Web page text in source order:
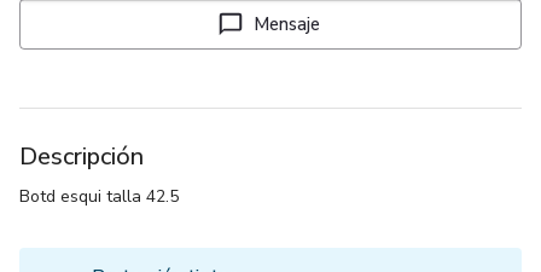
Mensaje
Descripción
Botd esqui talla 42.5